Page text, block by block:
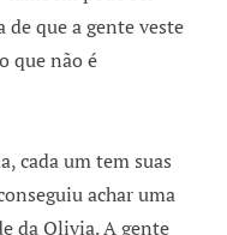
que a gente veste
que não é
cada um tem suas
achar uma
da Olivia. A gente